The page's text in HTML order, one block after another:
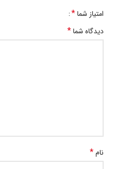
امتیاز شما*
دیدگاه شما*
نام*